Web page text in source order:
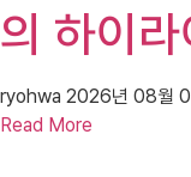
의 하이
ryohwa 2026년 08월
Read More